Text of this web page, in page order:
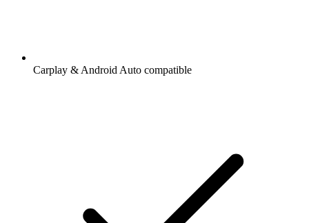
Carplay & Android Auto compatible